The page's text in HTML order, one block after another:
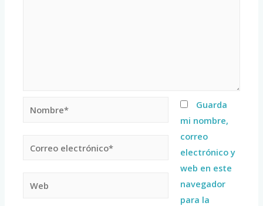
Guarda
mi nombre,
correo
electrónico y
web en este
navegador
para la